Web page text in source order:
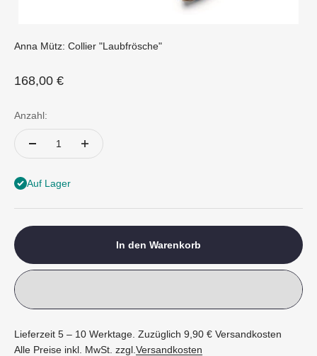
Anna Mütz: Collier "Laubfrösche"
Angebot
168,00 €
Anzahl:
Auf Lager
In den Warenkorb
Lieferzeit 5 – 10 Werktage. Zuzüglich 9,90 € Versandkosten
Alle Preise inkl. MwSt. zzgl. Versandkosten